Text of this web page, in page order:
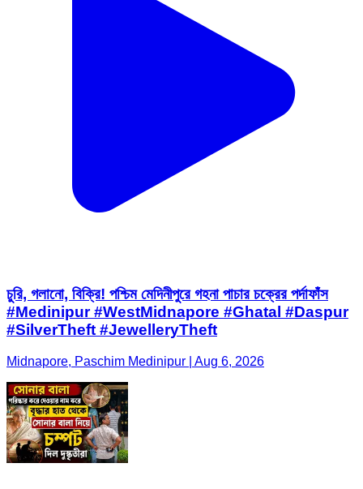
চুরি, গলানো, বিক্রি! পশ্চিম মেদিনীপুরে গহনা পাচার চক্রের পর্দাফাঁস
#Medinipur #WestMidnapore #Ghatal #Daspur
#SilverTheft #JewelleryTheft
Midnapore, Paschim Medinipur | Aug 6, 2026